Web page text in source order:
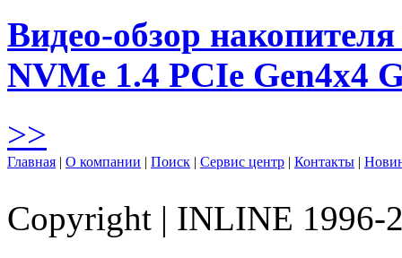
Видео-обзор
NVMe 1.4 PCIe Gen4х4
>>
Главная | О компании | Поиск | Сервис центр | Контакты |
Copyright | INLINE 1996-